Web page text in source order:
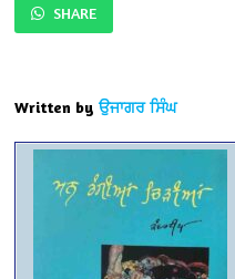
SHARE
Written by ਉਜਾਗਰ ਸਿੰਘ